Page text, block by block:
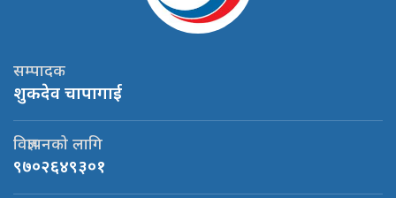
सम्पादक
शुकदेव चापागाई
विज्ञापनको लागि
९७०२६४९३०१